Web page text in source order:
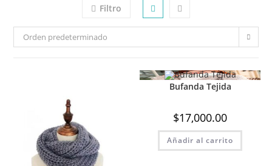
Filtro
Orden predeterminado
Bufanda Tejida
$17,000.00
Añadir al carrito